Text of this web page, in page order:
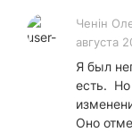
Ченін
августа
Я был
есть. Но
Оно